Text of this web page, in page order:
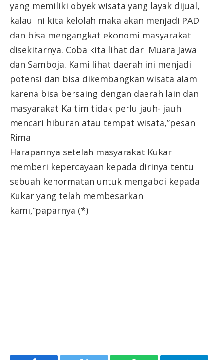
yang memiliki obyek wisata yang layak dijual,
kalau ini kita kelolah maka akan menjadi PAD
dan bisa mengangkat ekonomi masyarakat
disekitarnya. Coba kita lihat dari Muara Jawa
dan Samboja. Kami lihat daerah ini menjadi
potensi dan bisa dikembangkan wisata alam
karena bisa bersaing dengan daerah lain dan
masyarakat Kaltim tidak perlu jauh- jauh
mencari hiburan atau tempat wisata,”pesan
Rima
Harapannya setelah masyarakat Kukar
memberi kepercayaan kepada dirinya tentu
sebuah kehormatan untuk mengabdi kepada
Kukar yang telah membesarkan
kami,”paparnya (*)